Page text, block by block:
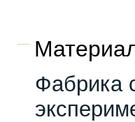
Фабрика